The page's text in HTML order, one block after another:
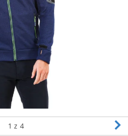
1 z 4